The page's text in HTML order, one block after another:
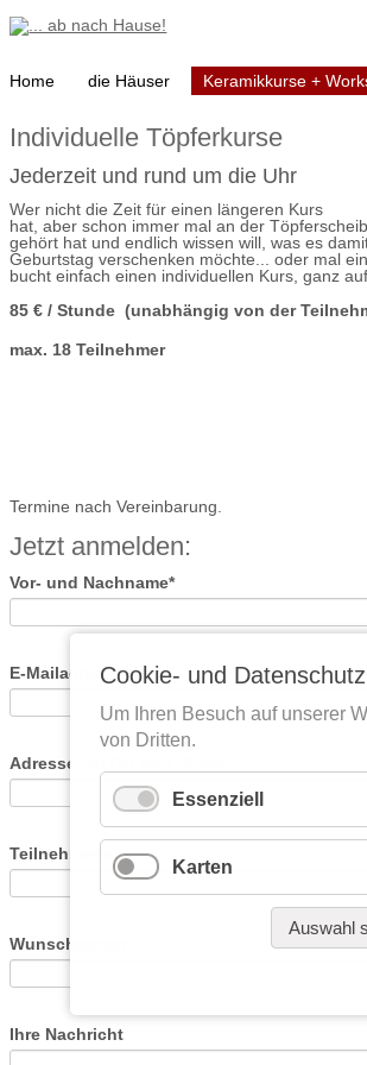
Navigation
überspringen
Home die Häuser Keramikkurse +
Individuelle Töpferkurse
Jederzeit und rund um die Uhr
Wer nicht die Zeit für einen längeren Kurs
hat, aber schon immer mal an der
gehört hat und endlich wissen will, was es
Geburtstag verschenken möchte... oder mal
bucht einfach einen individuellen Kurs, ganz
85 € / Stunde (unabhängig von der
max. 18 Teilnehmer
Termine nach Vereinbarung.
Jetzt anmelden:
Pflichtfeld
Vor- und Nachname*
Pflichtfeld
E-Mailadresse*
Adresse mit Ort und Straße
TeilnehmerInnen
Wunschtermin
Ihre Nachricht
Cookie- und
Um Ihren Besuch auf unserer
von Dritten.
Essenziell
Karten
Auswahl